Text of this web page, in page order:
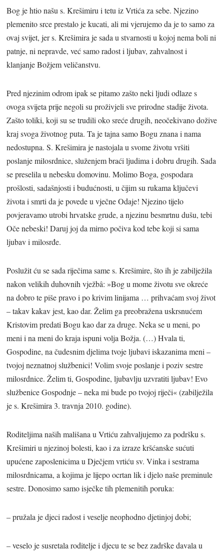
Bog je htio našu s. Krešimiru i tetu iz Vrtića za sebe. Njezino
plemenito srce prestalo je kucati, ali mi vjerujemo da je to samo za
ovaj svijet, jer s. Krešimira je sada u stvarnosti u kojoj nema boli ni
patnje, ni nepravde, već samo radost i ljubav, zahvalnost i
klanjanje Božjem veličanstvu.
Pred njezinim odrom ipak se pitamo zašto neki ljudi odlaze s
ovoga svijeta prije negoli su proživjeli sve prirodne stadije života.
Zašto toliki, koji su se trudili oko sreće drugih, neočekivano dožive
kraj svoga životnog puta. Ta je tajna samo Bogu znana i nama
nedostupna. S. Krešimira je nastojala u svome životu vršiti
poslanje milosrdnice, služenjem braći ljudima i dobru drugih. Sada
se preselila u nebesku domovinu. Molimo Boga, gospodara
prošlosti, sadašnjosti i budućnosti, u čijim su rukama ključevi
života i smrti da je povede u vječne Odaje! Njezino tijelo
povjeravamo utrobi hrvatske grude, a njezinu besmrtnu dušu, tebi
Oče nebeski! Daruj joj da mirno počiva kod tebe koji si sama
ljubav i milosrđe.
Poslužit ću se sada riječima same s. Krešimire, što ih je zabilježila
nakon velikih duhovnih vježbâ: »Bog u mome životu sve okreće
na dobro te piše pravo i po krivim linijama … prihvaćam svoj život
– takav kakav jest, kao dar. Želim ga preobražena uskrsnućem
Kristovim predati Bogu kao dar za druge. Neka se u meni, po
meni i na meni do kraja ispuni volja Božja. (…) Hvala ti,
Gospodine, na čudesnim djelima tvoje ljubavi iskazanima meni –
tvojoj neznatnoj službenici! Volim svoje poslanje i poziv sestre
milosrdnice. Želim ti, Gospodine, ljubavlju uzvratiti ljubav! Evo
službenice Gospodnje – neka mi bude po tvojoj riječi« (zabilježila
je s. Krešimira 3. travnja 2010. godine).
Roditeljima naših mališana u Vrtiću zahvaljujemo za podršku s.
Krešimiri u njezinoj bolesti, kao i za izraze kršćanske sućuti
upućene zaposlenicima u Dječjem vrtiću sv. Vinka i sestrama
milosrdnicama, a kojima je lijepo ocrtan lik i djelo naše preminule
sestre. Donosimo samo isječke tih plemenitih poruka:
– pružala je djeci radost i veselje neophodno djetinjoj dobi;
– veselo je susretala roditelje i djecu te se bez zadrške davala u